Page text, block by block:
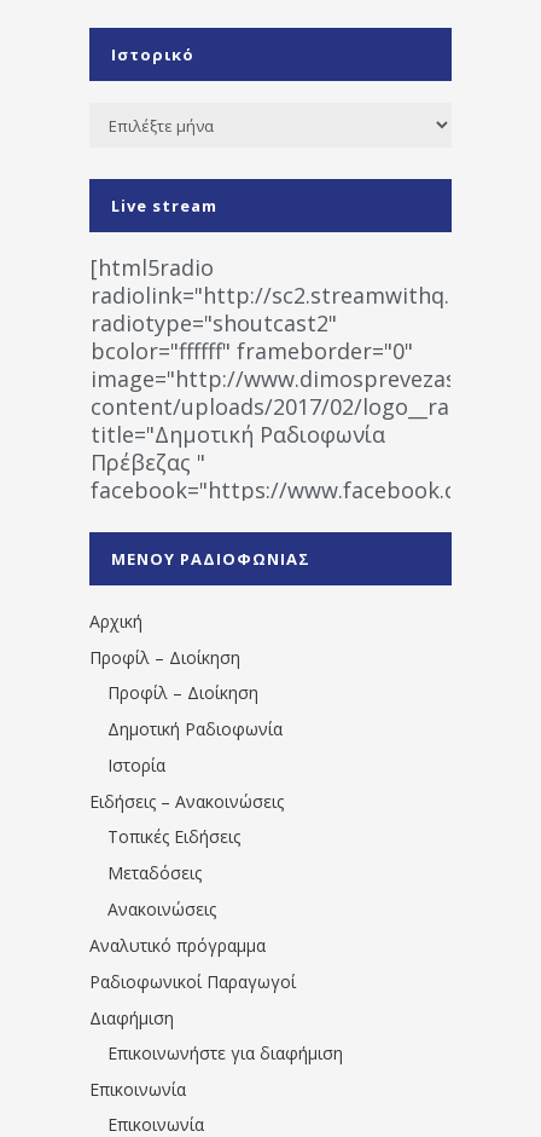
Ιστορικό
Ιστορικό
Live stream
[html5radio
radiolink="http://
radiotype="shoutcast2"
bcolor="ffffff" frameborder="0"
image="http://www.dimosprevezas.gr/wp-
content/uploads/2017/02/
title="Δημοτική Ραδιοφωνία
Πρέβεζας "
facebook="https://www.facebook.com/
1531194763766854/" artist="" ]
ΜΕΝΟΥ ΡΑΔΙΟΦΩΝΙΑΣ
Αρχική
Προφίλ – Διοίκηση
Προφίλ – Διοίκηση
Δημοτική Ραδιοφωνία
Ιστορία
Ειδήσεις – Ανακοινώσεις
Τοπικές Ειδήσεις
Μεταδόσεις
Ανακοινώσεις
Αναλυτικό πρόγραμμα
Ραδιοφωνικοί Παραγωγοί
Διαφήμιση
Επικοινωνήστε για διαφήμιση
Επικοινωνία
Επικοινωνία